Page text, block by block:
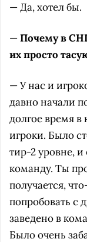
— Да, хотел бы.
—Почему в
их просто
— У нас и
давно начали
долгое время в
игроки. Было
тир-2 уровне,
команду. Ты
получается,
попробовать с
заведено в
Было очень